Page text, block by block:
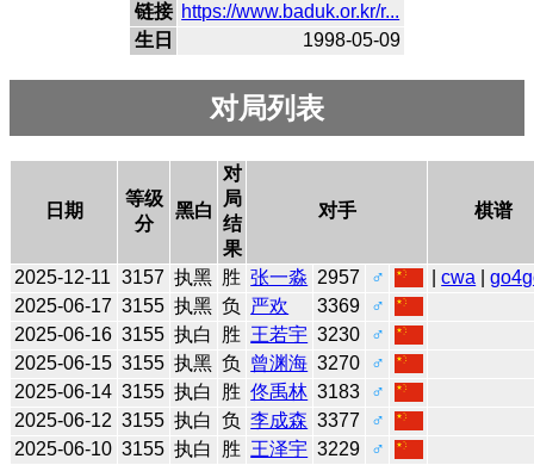
链接 https://www.baduk.or.kr/r...
生日
1998-05-09
对局列表
日期
等级
分
黑白
对
局
结
果
对手 棋谱
2025-12-11 3157 执黑 胜 张一淼 2957 ♂ |cwa |
2025-06-17 3155 执黑 负 严欢 3369
♂
2025-06-16 3155 执白 胜 王若宇 3230
♂
2025-06-15 3155 执黑 负 曾渊海 3270
♂
2025-06-14 3155 执白 胜 佟禹林 3183
♂
2025-06-12 3155 执白 负 李成森 3377
♂
2025-06-10 3155 执白 胜 王泽宇 3229
♂